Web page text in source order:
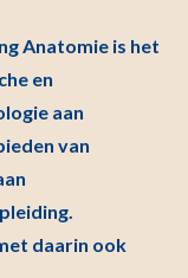
Anatomie is het
en
aan
van
daarin ook